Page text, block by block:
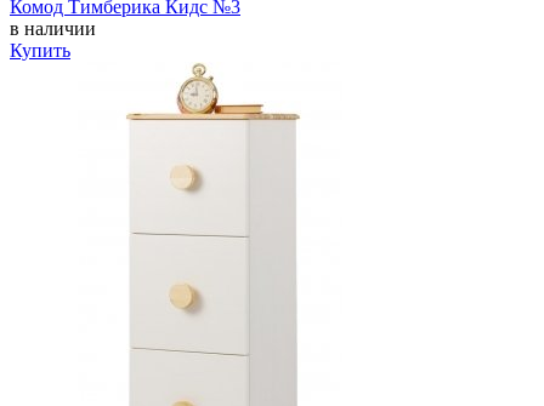
Комод Тимберика Кидс №3
в наличии
Купить